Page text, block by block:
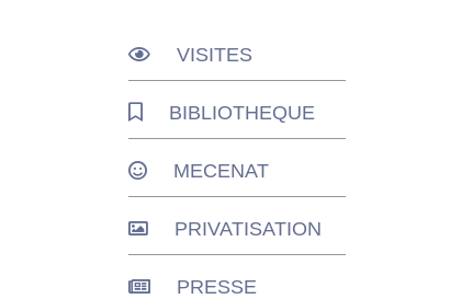
VISITES
BIBLIOTHEQUE
MECENAT
PRIVATISATION
PRESSE